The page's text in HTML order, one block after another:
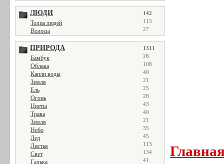
ЛЮДИ 142
Толпа людей 115
Волосы 27
ПРИРОДА 1311
Бамбук 28
Облака 108
Капли воды 40
Земля 21
Ель 25
Огонь 28
Цветы 43
Трава 40
Земля 21
Небо 35
Лед 45
Листья 113
Свет 134
Галька 41